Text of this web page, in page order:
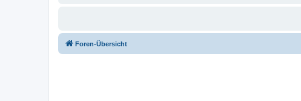
Foren-Übersicht